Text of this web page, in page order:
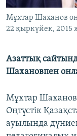
Басқа тілдерде
Мұхтар Шаханов
22 қыркүйек, 2015
Азаттық
Шахановпен
Мұхтар Шаханов
Оңтүстік
ауылында